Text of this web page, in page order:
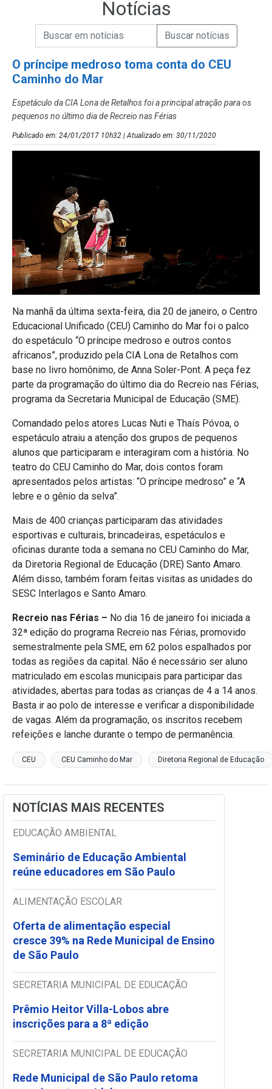
Notícias
Campo de Busca de Notícias
Campo de Busca de informaçõesEnviar a Busca de Notícias
O príncipe medroso toma conta do CEU
Caminho do Mar
Espetáculo da CIA Lona de Retalhos foi a principal atração para os
pequenos no último dia de Recreio nas Férias
Publicado em: 24/01/2017 10h32 | Atualizado em: 30/11/2020
Na manhã da última sexta-feira, dia 20 de janeiro, o Centro
Educacional Unificado (CEU) Caminho do Mar foi o palco
do espetáculo “O príncipe medroso e outros contos
africanos”, produzido pela CIA Lona de Retalhos com
base no livro homônimo, de Anna Soler-Pont. A peça fez
parte da programação do último dia do Recreio nas Férias,
programa da Secretaria Municipal de Educação (SME).
Comandado pelos atores Lucas Nuti e Thaís Póvoa, o
espetáculo atraiu a atenção dos grupos de pequenos
alunos que participaram e interagiram com a história. No
teatro do CEU Caminho do Mar, dois contos foram
apresentados pelos artistas: “O príncipe medroso” e “A
lebre e o gênio da selva”.
Mais de 400 crianças participaram das atividades
esportivas e culturais, brincadeiras, espetáculos e
oficinas durante toda a semana no CEU Caminho do Mar,
da Diretoria Regional de Educação (DRE) Santo Amaro.
Além disso, também foram feitas visitas as unidades do
SESC Interlagos e Santo Amaro.
Recreio nas Férias – No dia 16 de janeiro foi iniciada a
32ª edição do programa Recreio nas Férias, promovido
semestralmente pela SME, em 62 polos espalhados por
todas as regiões da capital. Não é necessário ser aluno
matriculado em escolas municipais para participar das
atividades, abertas para todas as crianças de 4 a 14 anos.
Basta ir ao polo de interesse e verificar a disponibilidade
de vagas. Além da programação, os inscritos recebem
refeições e lanche durante o tempo de permanência.
CEU CEU Caminho do Mar Diretoria Regional de Educação
NOTÍCIAS MAIS RECENTES
EDUCAÇÃO AMBIENTAL
Seminário de Educação Ambiental
reúne educadores em São Paulo
ALIMENTAÇÃO ESCOLAR
Oferta de alimentação especial
cresce 39% na Rede Municipal de Ensino
de São Paulo
SECRETARIA MUNICIPAL DE EDUCAÇÃO
Prêmio Heitor Villa-Lobos abre
inscrições para a 8ª edição
SECRETARIA MUNICIPAL DE EDUCAÇÃO
Rede Municipal de São Paulo retoma